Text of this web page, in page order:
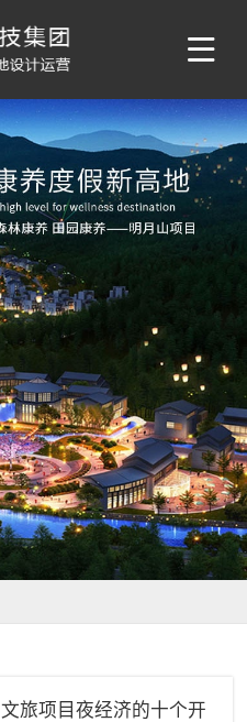
文旅项目夜经济的十个开